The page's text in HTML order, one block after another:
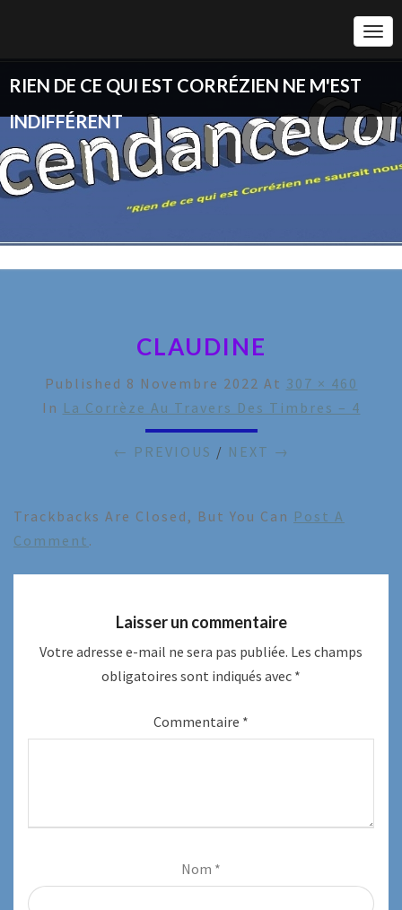
RIEN DE CE QUI EST CORRÉZIEN NE M'EST
INDIFFÉRENT
CLAUDINE
Published 8 Novembre 2022 At 307 × 460
In La Corrèze Au Travers Des Timbres – 4
← PREVIOUS / NEXT →
Trackbacks Are Closed, But You Can Post A
Comment .
Laisser un commentaire
Votre adresse e-mail ne sera pas publiée. Les champs
obligatoires sont indiqués avec *
Commentaire *
Nom *